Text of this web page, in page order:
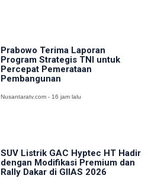
Prabowo Terima Laporan
Program Strategis TNI untuk
Percepat Pemerataan
Pembangunan
Nusantaratv.com - 16 jam lalu
SUV Listrik GAC Hyptec HT Hadir
dengan Modifikasi Premium dan
Rally Dakar di GIIAS 2026